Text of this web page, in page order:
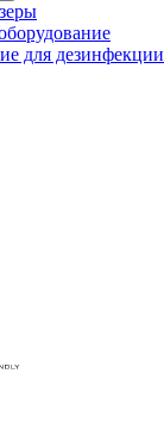
для дезинфекции